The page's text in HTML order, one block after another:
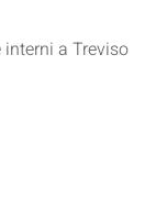
a Treviso